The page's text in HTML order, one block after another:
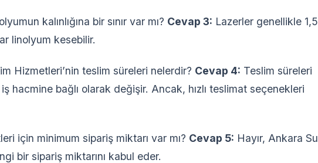
kalınlığına bir sınır var mı? Cevap 3: Lazerler genellikle 1,5
linolyum kesebilir.
Hizmetleri’nin teslim süreleri nelerdir? Cevap 4: Teslim süreleri
iş hacmine bağlı olarak değişir. Ancak, hızlı teslimat seçenekleri
için minimum sipariş miktarı var mı? Cevap 5: Hayır, Ankara Su
bir sipariş miktarını kabul eder.